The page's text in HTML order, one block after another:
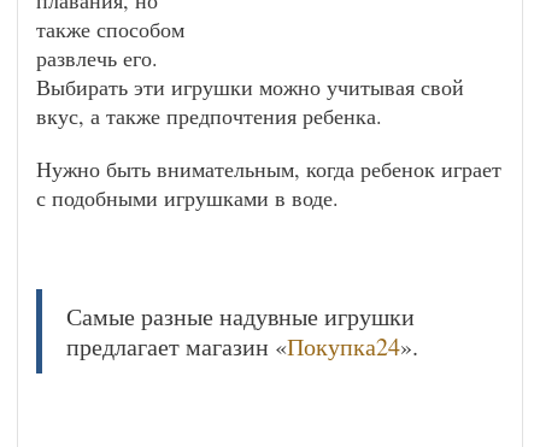
также способом
развлечь его.
Выбирать эти игрушки можно учитывая свой
вкус, а также предпочтения ребенка.
Нужно быть внимательным, когда ребенок играет
с подобными игрушками в воде.
Самые разные надувные игрушки
предлагает магазин «Покупка24».